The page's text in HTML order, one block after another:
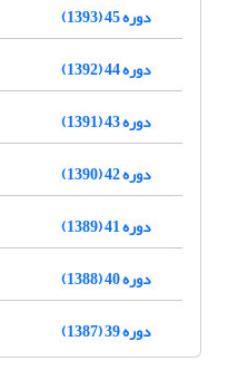
دوره 45 (1393)
دوره 44 (1392)
دوره 43 (1391)
دوره 42 (1390)
دوره 41 (1389)
دوره 40 (1388)
دوره 39 (1387)